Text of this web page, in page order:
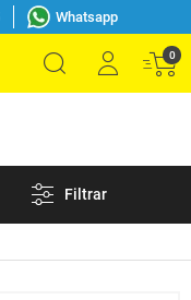
Whatsapp
0
Filtrar